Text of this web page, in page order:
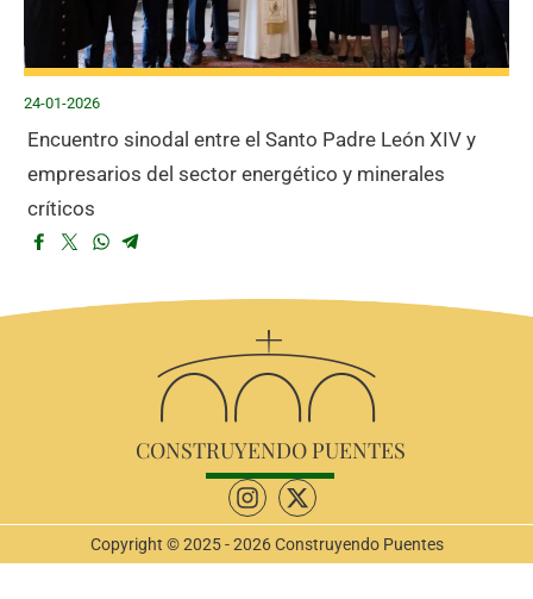
24-01-2026
Encuentro sinodal entre el Santo Padre León XIV y
empresarios del sector energético y minerales
críticos
CONSTRUYENDO PUENTES
Copyright © 2025 - 2026 Construyendo Puentes